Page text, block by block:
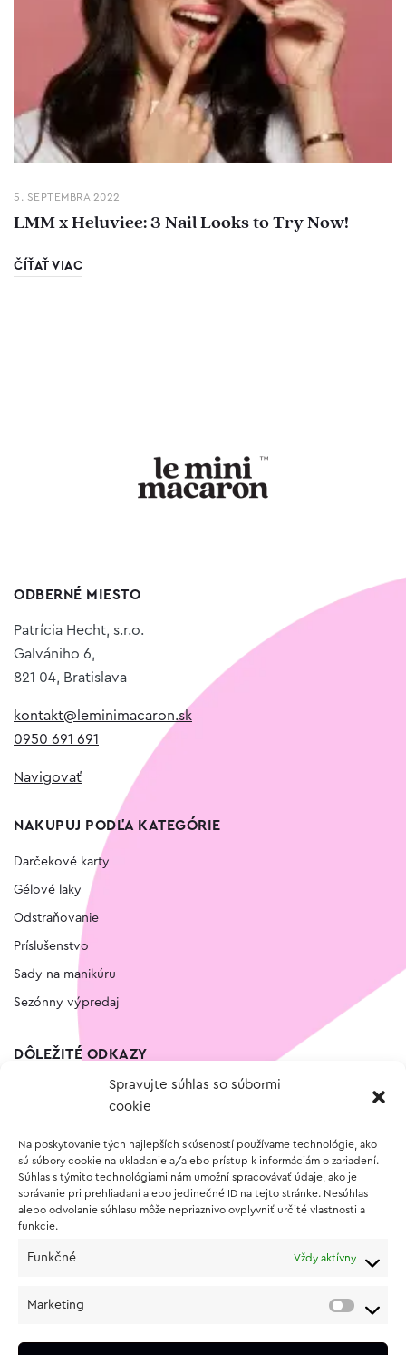
Spravujte súhlas so súbormi
cookie
Na poskytovanie tých najlepších skúseností používame technológie, ako
sú súbory cookie na ukladanie a/alebo prístup k informáciám o zariadení.
Súhlas s týmito technológiami nám umožní spracovávať údaje, ako je
správanie pri prehliadaní alebo jedinečné ID na tejto stránke. Nesúhlas
alebo odvolanie súhlasu môže nepriaznivo ovplyvniť určité vlastnosti a
funkcie.
Funkčné Vždy aktívny
Marketing
5. SEPTEMBRA 2022
LMM x Heluviee: 3 Nail Looks to Try Now!
ČÍŤAŤ VIAC
ODBERNÉ MIESTO
Patrícia Hecht, s.r.o.
Galvániho 6,
821 04, Bratislava
kontakt@leminimacaron.sk
0950 691 691
Navigovať
NAKUPUJ PODĽA KATEGÓRIE
Darčekové karty
Gélové laky
Odstraňovanie
Príslušenstvo
Sady na manikúru
Sezónny výpredaj
DÔLEŽITÉ ODKAZY
Vernostný program
O NÁKUPE
Vrátenie a reklamácia tovaru